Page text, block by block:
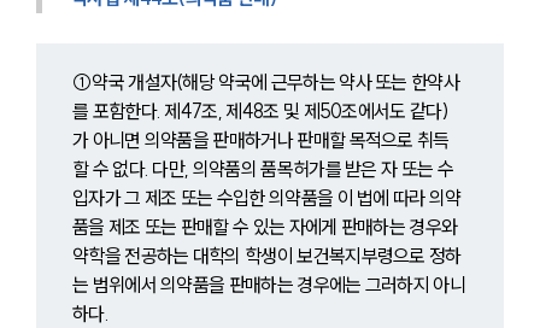
①약국 개설자(해당 약국에 근무하는 약사 또는 한약사
를 포함한다. 제47조, 제48조 및 제50조에서도 같다)
가 아니면 의약품을 판매하거나 판매할 목적으로 취득
할 수 없다. 다만, 의약품의 품목허가를 받은 자 또는 수
입자가 그 제조 또는 수입한 의약품을 이 법에 따라 의약
품을 제조 또는 판매할 수 있는 자에게 판매하는 경우와
약학을 전공하는 대학의 학생이 보건복지부령으로 정하
는 범위에서 의약품을 판매하는 경우에는 그러하지 아니
하다.